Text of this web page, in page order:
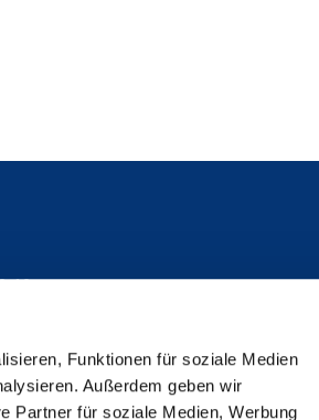
Funktionen für soziale Medien
Außerdem geben wir
Partner für soziale Medien, Werbung
10